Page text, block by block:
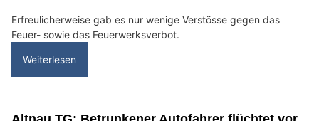
Erfreulicherweise gab es nur wenige Verstösse gegen das
Feuer- sowie das Feuerwerksverbot.
Weiterlesen